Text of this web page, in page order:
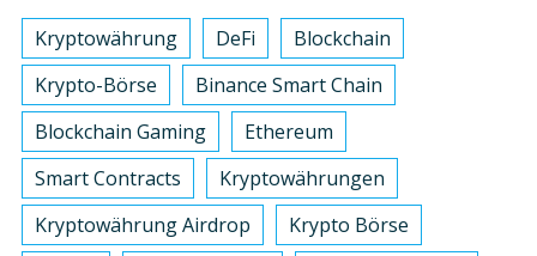
Kryptowährung DeFi
Blockchain
Krypto-Börse
Binance Smart Chain
Blockchain Gaming
Ethereum
Smart Contracts
Kryptowährungen
Kryptowährung Airdrop
Krypto Börse